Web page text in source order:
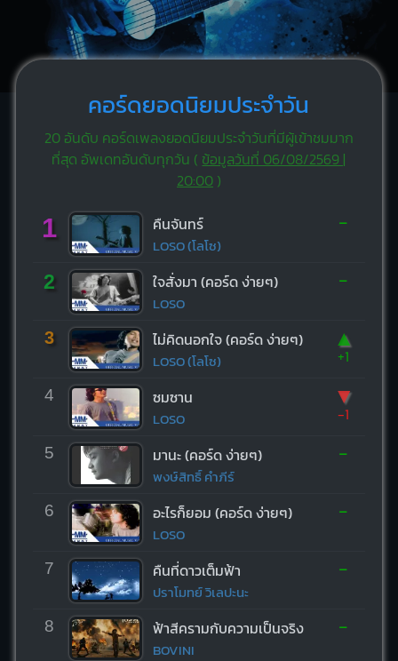
คอร์ดยอดนิยมประจำวัน
20 อันดับ คอร์ดเพลงยอดนิยมประจำวันที่มีผู้เข้าชมมาก
ที่สุด อัพเดทอันดับทุกวัน ( ข้อมูลวันที่ 06/08/2569 |
20:00)
1 คืนจันทร์
LOSO (โลโซ)
-
2 ใจสั่งมา (คอร์ด ง่ายๆ)
LOSO
-
3 ไม่คิดนอกใจ (คอร์ด ง่ายๆ)
LOSO (โลโซ)
▲
+1
4 ซมซาน
LOSO
▼
-1
5 มานะ (คอร์ด ง่ายๆ)
พงษ์สิทธิ์ คำภีร์
-
6 อะไรก็ยอม (คอร์ด ง่ายๆ)
LOSO
-
7 คืนที่ดาวเต็มฟ้า
ปราโมทย์ วิเลปะนะ
-
8 ฟ้าสีครามกับความเป็นจริง
BOVINI
-